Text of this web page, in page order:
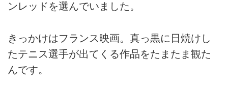
ンレッドを選んでいました。
きっかけはフランス映画。真っ黒に日焼けし
たテニス選手が出てくる作品をたまたま観た
んです。